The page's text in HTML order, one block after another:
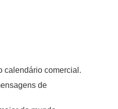
calendário comercial.
de